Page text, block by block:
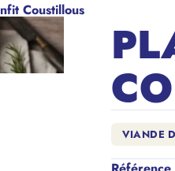
Coustillous
VIANDE